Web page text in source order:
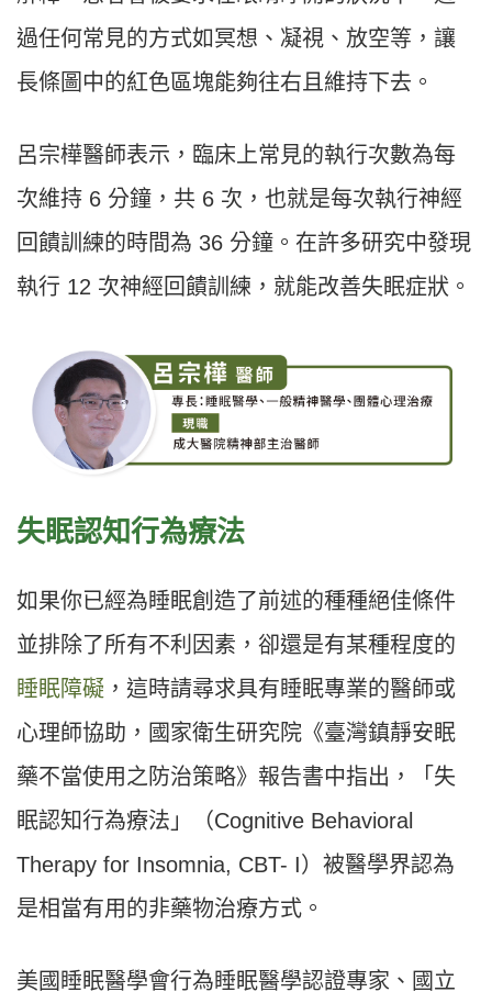
過任何常見的方式如冥想、凝視、放空等，讓
長條圖中的紅色區塊能夠往右且維持下去。
呂宗樺醫師表示，臨床上常見的執行次數為每
次維持 6 分鐘，共 6 次，也就是每次執行神經
回饋訓練的時間為 36 分鐘。在許多研究中發現
執行 12 次神經回饋訓練，就能改善失眠症狀。
失眠認知行為療法
如果你已經為睡眠創造了前述的種種絕佳條件
並排除了所有不利因素，卻還是有某種程度的
睡眠障礙 ，這時請尋求具有睡眠專業的醫師或
心理師協助，國家衛生研究院《臺灣鎮靜安眠
藥不當使用之防治策略》報告書中指出，「失
眠認知行為療法」（Cognitive Behavioral
Therapy for Insomnia, CBT- I）被醫學界認為
是相當有用的非藥物治療方式。
美國睡眠醫學會行為睡眠醫學認證專家、國立